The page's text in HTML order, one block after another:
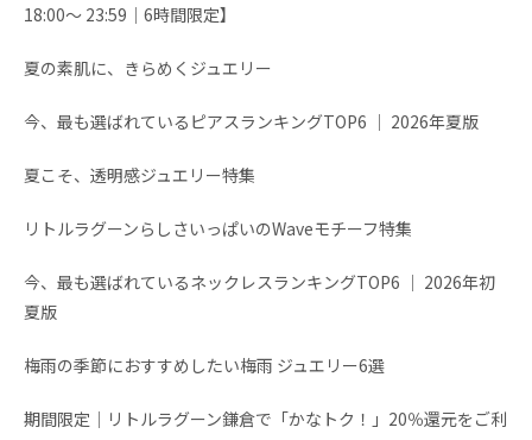
18:00～ 23:59│6時間限定】
夏の素肌に、きらめくジュエリー
今、最も選ばれているピアスランキングTOP6 │ 2026年夏版
夏こそ、透明感ジュエリー特集
リトルラグーンらしさいっぱいのWaveモチーフ特集
今、最も選ばれているネックレスランキングTOP6 │ 2026年初
夏版
梅雨の季節におすすめしたい梅雨 ジュエリー6選
期間限定│リトルラグーン鎌倉で「かなトク！」20％還元をご利